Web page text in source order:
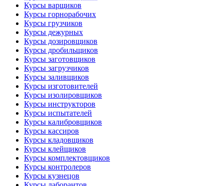
Курсы варщиков
Курсы горнорабочих
Курсы грузчиков
Курсы дежурных
Курсы дозировщиков
Курсы дробильщиков
Курсы заготовщиков
Курсы загрузчиков
Курсы заливщиков
Курсы изготовителей
Курсы изолировщиков
Курсы инструкторов
Курсы испытателей
Курсы калибровщиков
Курсы кассиров
Курсы кладовщиков
Курсы клейщиков
Курсы комплектовщиков
Курсы контролеров
Курсы кузнецов